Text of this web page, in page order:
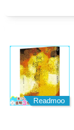
Readmoo